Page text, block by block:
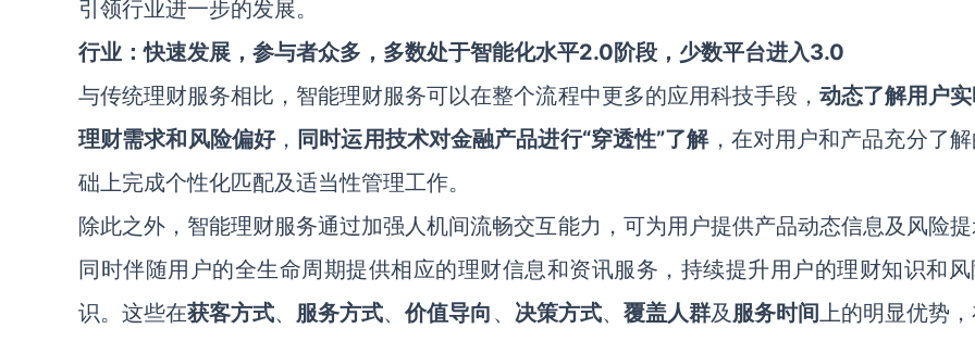
引领行业进一步的发展。
行业：快速发展，参与者众多，多数处于智能化水平2.0阶段，少数平台进入3.0
与传统理财服务相比，智能理财服务可以在整个流程中更多的应用科技手段， 动态了解用户
理财需求和风险偏好， 同时运用技术对金融产品进行“穿透性”了解，在对用户和产品充分了
础上完成个性化匹配及适当性管理工作。
除此之外，智能理财服务通过加强人机间流畅交互能力，可为用户提供产品动态信息及风险提
同时伴随用户的全生命周期提供相应的理财信息和资讯服务，持续提升用户的理财知识和
识。这些在获客方式、 服务方式、价值导向 、 决策方式、 覆盖人群及 服务时间上的明显优势